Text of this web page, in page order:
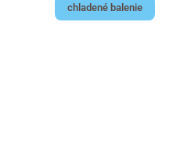
chladené balenie